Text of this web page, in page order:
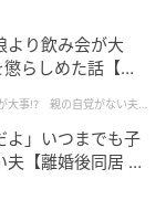
より飲み会が大
らしめた話【第1
大事!? 親の自覚がない夫を
よ」いつまでも子
【離婚後同居 Vo